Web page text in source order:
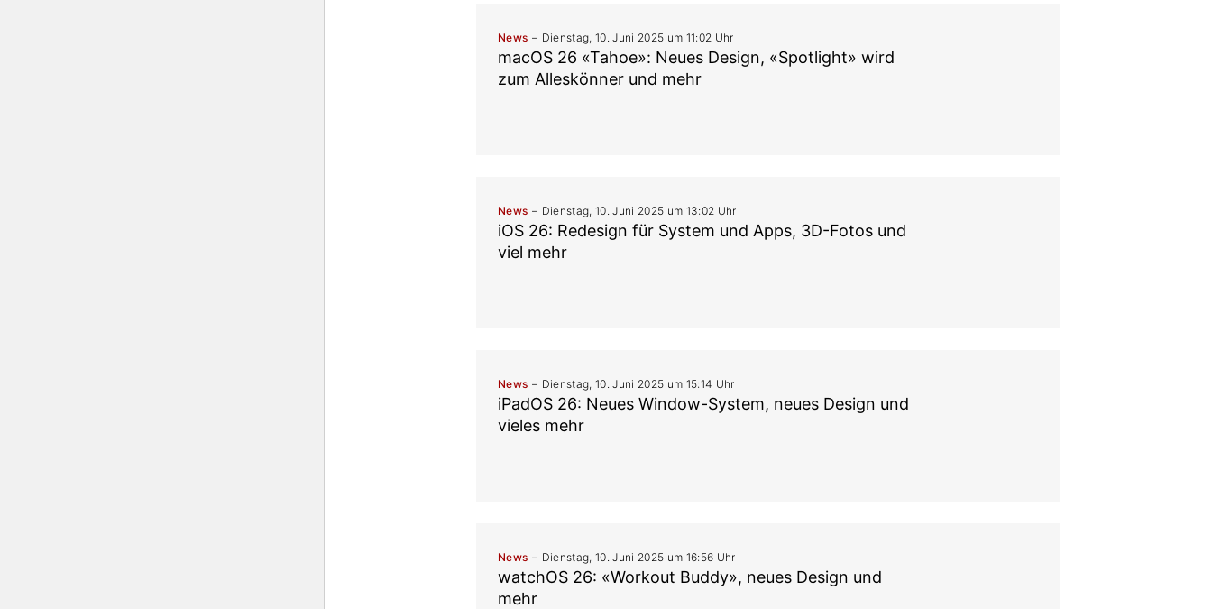
News Dienstag, 10. Juni 2025 um 11:02 Uhr
macOS 26 «Tahoe»: Neues Design, «Spotlight» wird
zum Alleskönner und mehr
News Dienstag, 10. Juni 2025 um 13:02 Uhr
iOS 26: Redesign für System und Apps, 3D-Fotos und
viel mehr
News Dienstag, 10. Juni 2025 um 15:14 Uhr
iPadOS 26: Neues Window-System, neues Design und
vieles mehr
News Dienstag, 10. Juni 2025 um 16:56 Uhr
watchOS 26: «Workout Buddy», neues Design und
mehr